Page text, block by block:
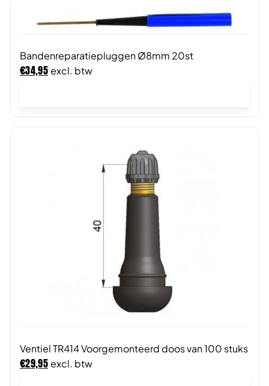
Bandenreparatiepluggen Ø8mm 20st
€34,95 excl. btw
Ventiel TR414 Voorgemonteerd doos van 100 stuks
€29,95 excl. btw